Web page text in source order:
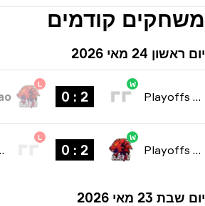
קודמים
24 מאי 2026
Playoffs
Playoffs
23 מאי 2026